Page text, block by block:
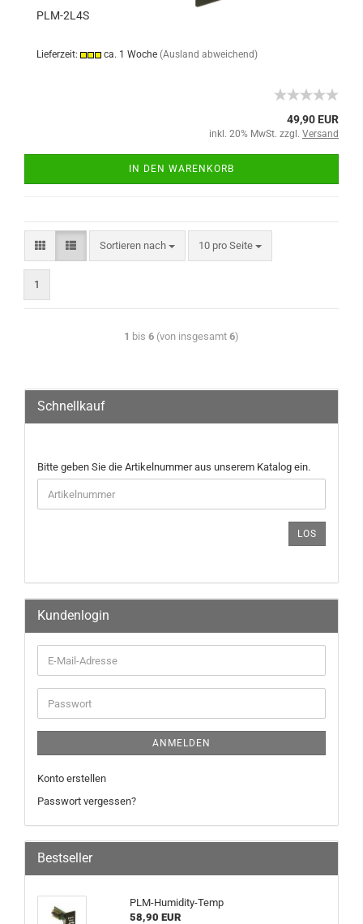
PLM-2L4S
Lieferzeit: ca. 1 Woche (Ausland abweichend)
49,90 EUR
inkl. 20% MwSt. zzgl. Versand
IN DEN WARENKORB
Sortieren nach 10 pro Seite
1
1 bis 6 (von insgesamt 6)
Schnellkauf
Bitte geben Sie die Artikelnummer aus unserem Katalog ein.
LOS
Kundenlogin
ANMELDEN
Konto erstellen
Passwort vergessen?
Bestseller
PLM-Humidity-Temp
58,90 EUR